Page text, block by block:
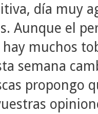
día muy
Aunque el
hay muchos
semana
propongo